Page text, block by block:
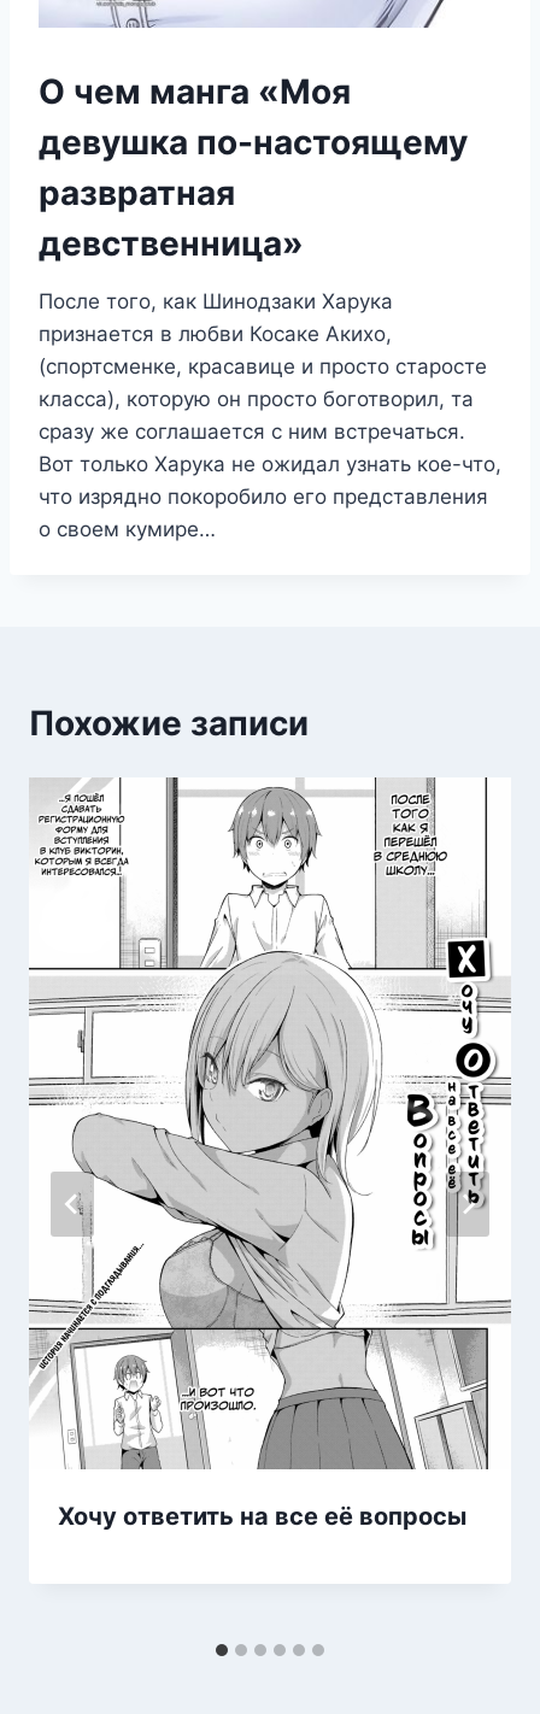
О чем манга «Моя
девушка по-настоящему
развратная
девственница»
После того, как Шинодзаки Харука
признается в любви Косаке Акихо,
(спортсменке, красавице и просто старосте
класса), которую он просто боготворил, та
сразу же соглашается с ним встречаться.
Вот только Харука не ожидал узнать кое-что,
что изрядно покоробило его представления
о своем кумире…
Похожие записи
Хочу ответить на все её вопросы